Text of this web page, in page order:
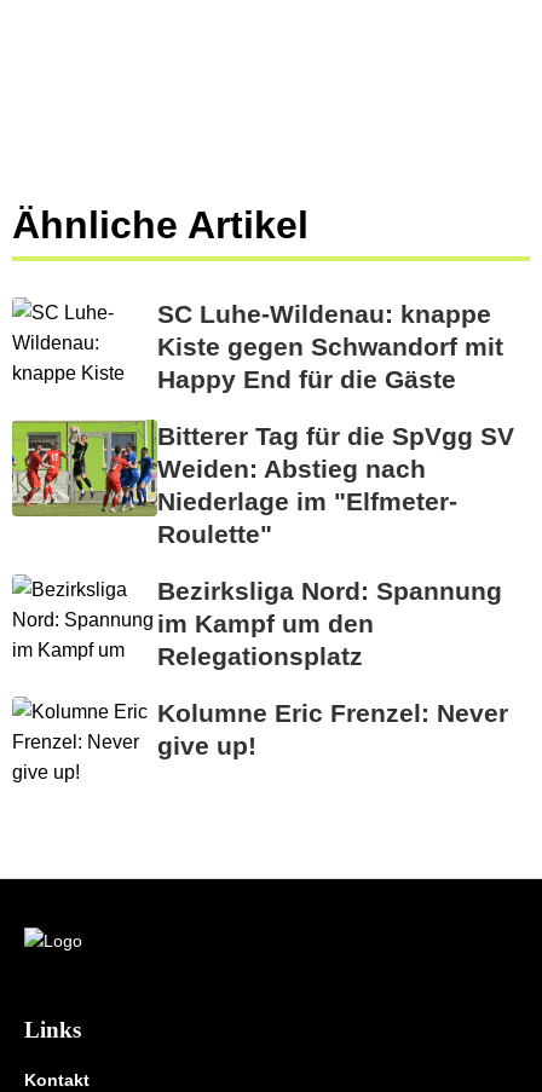
Ähnliche Artikel
SC Luhe-Wildenau: knappe
Kiste gegen Schwandorf mit
Happy End für die Gäste
Bitterer Tag für die SpVgg SV
Weiden: Abstieg nach
Niederlage im "Elfmeter-
Roulette"
Bezirksliga Nord: Spannung
im Kampf um den
Relegationsplatz
Kolumne Eric Frenzel: Never
give up!
Links
Kontakt